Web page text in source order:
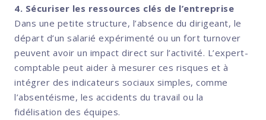
4. Sécuriser les ressources clés de l’entreprise
Dans une petite structure, l’absence du dirigeant, le
départ d’un salarié expérimenté ou un fort turnover
peuvent avoir un impact direct sur l’activité. L’expert-
comptable peut aider à mesurer ces risques et à
intégrer des indicateurs sociaux simples, comme
l’absentéisme, les accidents du travail ou la
fidélisation des équipes.